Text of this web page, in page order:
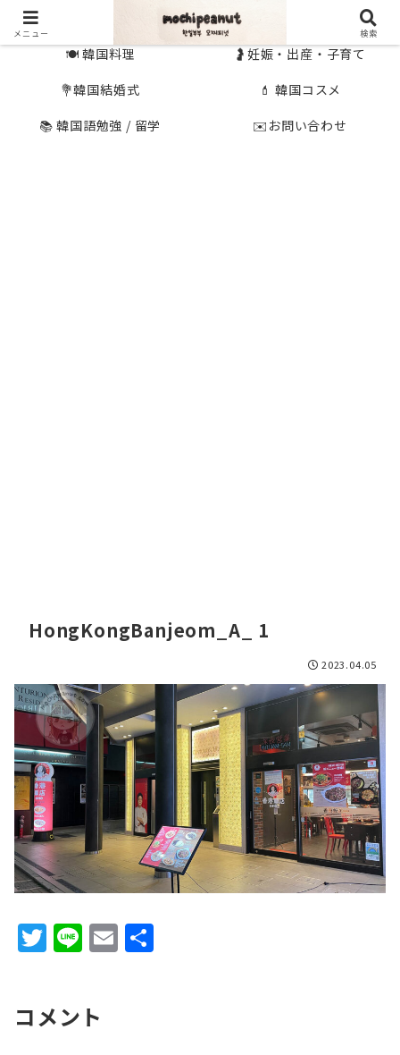
🍽 韓国料理
🤰妊娠・出産・子育て
💐韓国結婚式
💄 韓国コスメ
📚 韓国語勉強 / 留学
✉️お問い合わせ
HongKongBanjeom_A_ 1
2023.04.05
T
w
te
Li
n
E
m
コメント
メニュー 検索